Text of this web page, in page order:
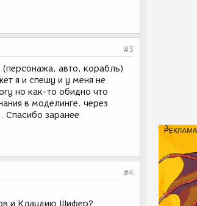
#3
авто, корабль)
я и спешу и у меня не
но как-то обидно что
в моделинге. через
Спасибо заранее
#4
и Клаудию Шифер?